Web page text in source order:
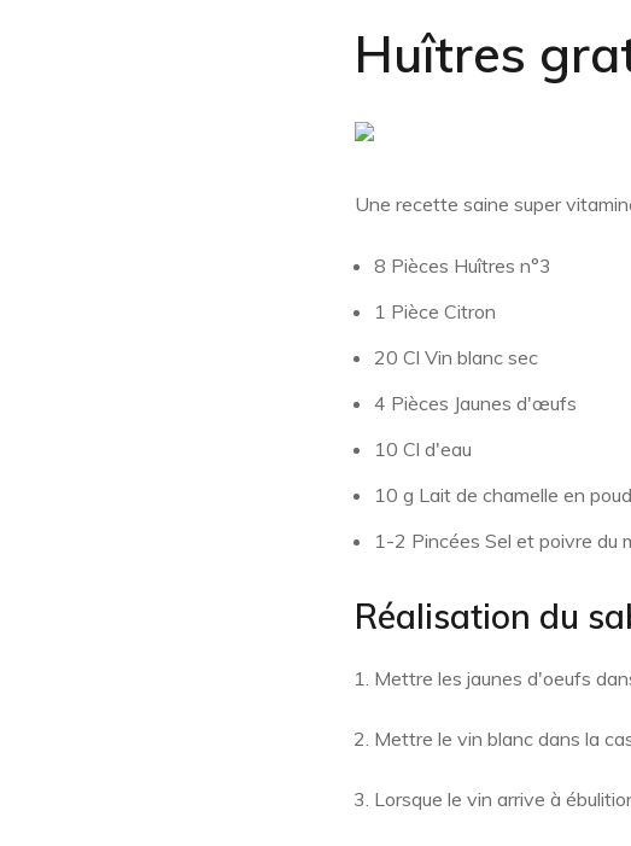
Huîtres
Une recette saine super
8 Pièces Huîtres n°3
1 Pièce Citron
20 Cl Vin blanc sec
4 Pièces Jaunes d'œufs
10 Cl d'eau
10 g Lait de chamelle en
1-2 Pincées Sel et poivre du
Réalisation du
Mettre les jaunes d'oeufs
Mettre le vin blanc dans la
Lorsque le vin arrive à